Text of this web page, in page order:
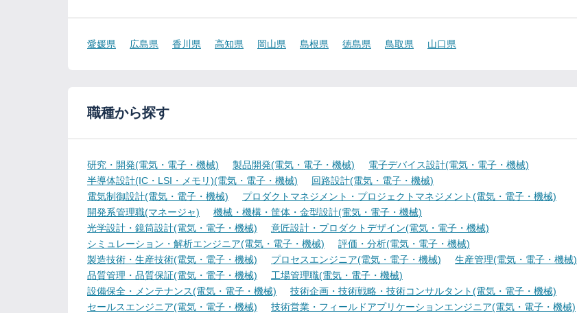
愛媛県 広島県 香川県 高知県 岡山県 島根県 徳島県 鳥取県 山口県
職種から探す
研究・開発(電気・電子・機械) 製品開発(電気・電子・機械)
電子デバイス設計(電気・電子・機械)
半導体設計(IC・LSI・メモリ)(電気・電子・機械)
回路設計(電気・電子・機械)
電気制御設計(電気・電子・機械)
プロダクトマネジメント・プロジェクトマネジメント(電気・電子・機械)
開発系管理職(マネージャ)
機械・機構・筐体・金型設計(電気・電子・機械)
光学設計・鏡筒設計(電気・電子・機械)
意匠設計・プロダクトデザイン(電気・電子・機械)
シミュレーション・解析エンジニア(電気・電子・機械)
評価・分析(電気・電子・機械)
製造技術・生産技術(電気・電子・機械)
プロセスエンジニア(電気・電子・機械)
生産管理(電気・電子・機械)
品質管理・品質保証(電気・電子・機械)
工場管理職(電気・電子・機械)
設備保全・メンテナンス(電気・電子・機械)
技術企画・技術戦略・技術コンサルタント(電気・電子・機械)
セールスエンジニア(電気・電子・機械)
技術営業・フィールドアプリケーションエンジニア(電気・電子・機械)